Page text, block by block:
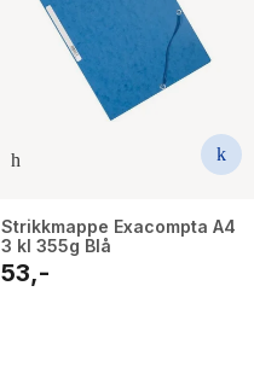
Strikkmappe Exacompta A4
3 kl 355g Blå
53,-